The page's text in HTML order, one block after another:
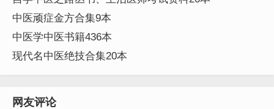
中医顽症金方合集9本
中医学中医书籍436本
现代名中医绝技合集20本
网友评论